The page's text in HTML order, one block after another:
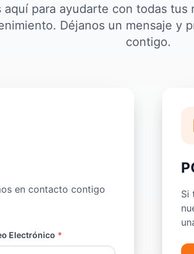
aquí para ayudarte con todas
Déjanos un mensaje y
contigo.
en contacto contigo
Electrónico *
Si